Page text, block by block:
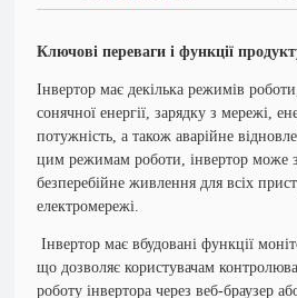
Ключові переваги і функції
Інвертор має декілька режимів
сонячної енергії, зарядку з мережі,
потужність, а також аварійне
цим режимам роботи, інвертор може
безперебійне живлення для всіх
електромережі.
Інвертор має вбудовані функції
що дозволяє користувачам
роботу інвертора через веб-браузер